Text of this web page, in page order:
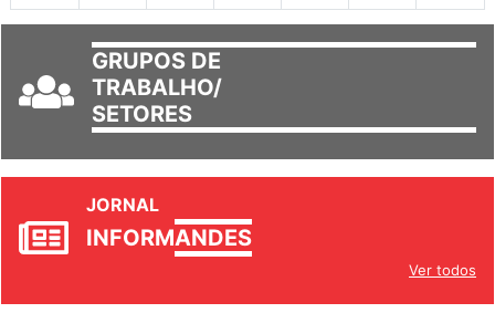
GRUPOS DE
TRABALHO/
SETORES
JORNAL
INFORMANDES
Ver todos